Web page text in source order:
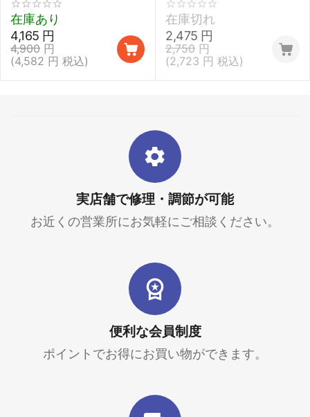
在庫あり
4,900 円
4,165 円
(4,582 円 税込)
在庫切れ
2,750 円
2,475 円
(2,723 円 税込)
実店舗で修理・調節が可能
お近くの営業所にお気軽にご相談ください。
便利な会員制度
ポイントでお得にお買い物ができます。